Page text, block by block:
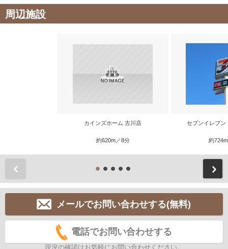
周辺施設
カインズホーム 古川店
約620m／8分
セブンイレブン
約
メールでお問い合わせする(無料)
電話でお問い合わせする
現況の確認はお気軽にお問い合わせください。